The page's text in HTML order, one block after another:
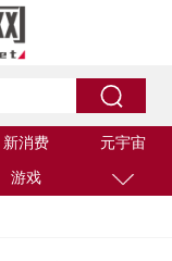
新消费 元宇宙
游戏